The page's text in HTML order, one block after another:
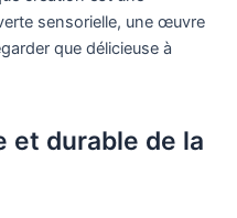
sensorielle, une œuvre
que délicieuse à
et durable de la